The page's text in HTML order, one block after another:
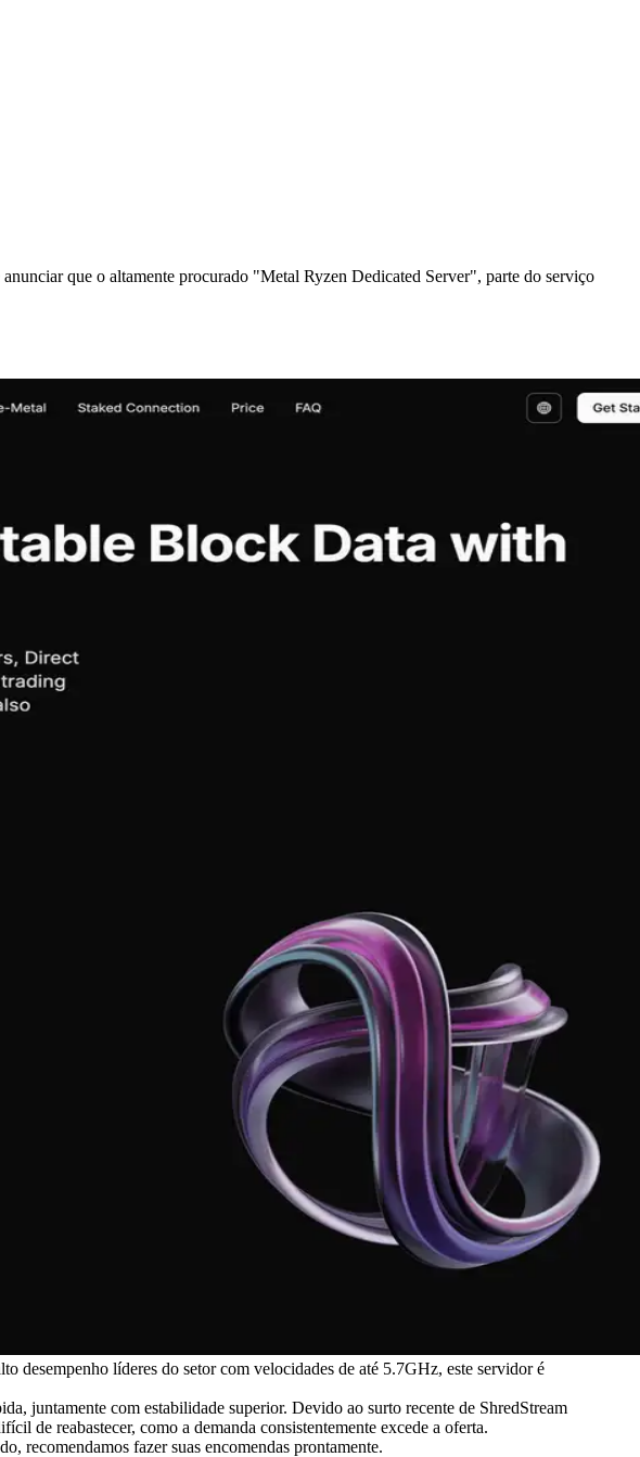
que o altamente procurado "Metal Ryzen Dedicated Server", parte do serviço
líderes do setor com velocidades de até 5.7GHz, este servidor é
juntamente com estabilidade superior. Devido ao surto recente de ShredStream
de reabastecer, como a demanda consistentemente excede a oferta.
recomendamos fazer suas encomendas prontamente.